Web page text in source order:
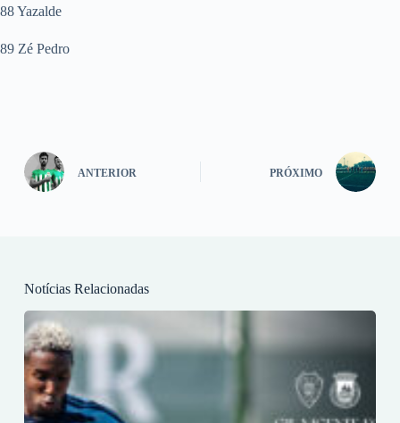
88 Yazalde
89 Zé Pedro
ANTERIOR PRÓXIMO
Notícias Relacionadas